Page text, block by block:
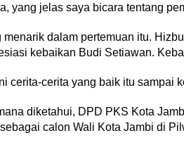
yang jelas saya bicara tentang
menarik dalam pertemuan itu.
kebaikan Budi Setiawan.
cerita-cerita yang baik itu sampai
diketahui, DPD PKS Kota
calon Wali Kota Jambi di